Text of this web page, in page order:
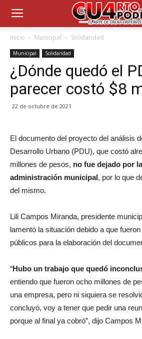
Inicio Municipal Solidaridad
Municipal Solidaridad
¿Dónde quedó el
parecer costó $8
22 de octubre de 2021
El documento del proyecto del análisis
Desarrollo Urbano (PDU), que costó
millones de pesos, no fue dejado por
administración municipal, por lo que
del mismo.
Lili Campos Miranda, presidente
lamentó la situación debido a que
públicos para la elaboración del
“Hubo un trabajo que quedó
entiendo que fueron ocho millones de
una empresa, pero ni siquiera se
concluyó, voy a tener que pedir una
porque al final ya cobró”, dijo Campos